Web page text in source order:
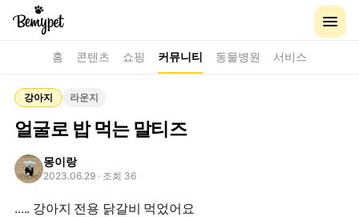
홈 콘텐츠 쇼핑 커뮤니티 동물병원 서비스
강아지 라운지
얼굴로 밥 먹는 말티즈
몽이랑
2023.06.29 · 조회 36
..... 강아지 전용 닭갈비 먹었어요